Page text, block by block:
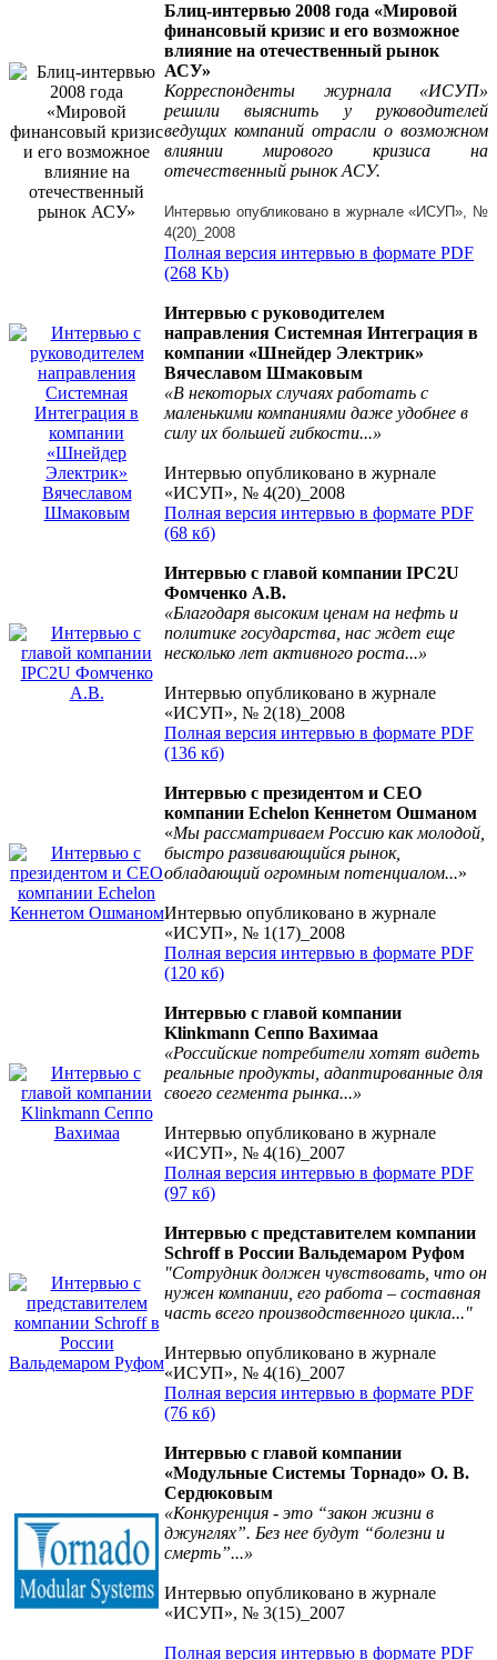
Блиц-интервью 2008 года «Мировой
финансовый кризис и его возможное
влияние на отечественный рынок
АСУ»
Корреспонденты журнала «ИСУП»
решили выяснить у руководителей
ведущих компаний отрасли о возможном
влиянии мирового кризиса на
отечественный рынок АСУ.
Интервью опубликовано в журнале «ИСУП», №
4(20)_2008
Полная версия интервью в формате PDF
(268 Kb)
Интервью с руководителем
направления Системная Интеграция в
компании «Шнейдер Электрик»
Вячеславом Шмаковым
«В некоторых случаях работать с
маленькими компаниями даже удобнее в
силу их большей гибкости...»
Интервью опубликовано в журнале
«ИСУП», № 4(20)_2008
Полная версия интервью в формате PDF
(68 кб)
Интервью с главой компании IPC2U
Фомченко А.В.
«Благодаря высоким ценам на нефть и
политике государства, нас ждет еще
несколько лет активного роста...»
Интервью опубликовано в журнале
«ИСУП», № 2(18)_2008
Полная версия интервью в формате PDF
(136 кб)
Интервью с президентом и CEO
компании Echelon Кеннетом Ошманом
«Мы рассматриваем Россию как молодой,
быстро развивающийся рынок,
обладающий огромным потенциалом...»
Интервью опубликовано в журнале
«ИСУП», № 1(17)_2008
Полная версия интервью в формате PDF
(120 кб)
Интервью с главой компании
Klinkmann Сеппо Вахимаа
«Российские потребители хотят видеть
реальные продукты, адаптированные для
своего сегмента рынка...»
Интервью опубликовано в журнале
«ИСУП», № 4(16)_2007
Полная версия интервью в формате PDF
(97 кб)
Интервью с представителем компании
Schroff в России Вальдемаром Руфом
"Сотрудник должен чувствовать, что он
нужен компании, его работа – составная
часть всего производственного цикла..."
Интервью опубликовано в журнале
«ИСУП», № 4(16)_2007
Полная версия интервью в формате PDF
(76 кб)
Интервью с главой компании
«Модульные Системы Торнадо» О. В.
Сердюковым
«Конкуренция - это “закон жизни в
джунглях”. Без нее будут “болезни и
смерть”...»
Интервью опубликовано в журнале
«ИСУП», № 3(15)_2007
Полная версия интервью в формате PDF